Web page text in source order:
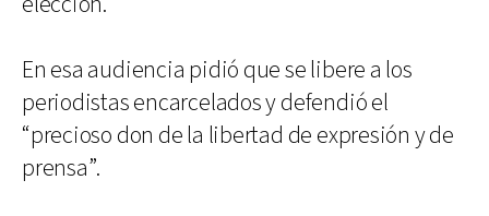
En esa audiencia pidió que se libere a los
periodistas encarcelados y defendió el
“precioso don de la libertad de expresión y de
prensa”.